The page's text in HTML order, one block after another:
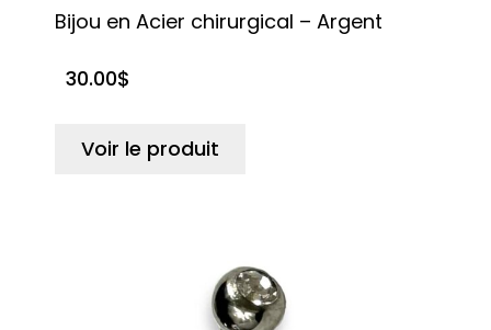
Bijou en Acier chirurgical – Argent
30.00$
Voir le produit